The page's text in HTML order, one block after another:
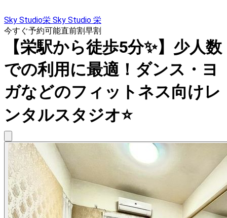
Sky Studio栄 Sky Studio 栄
今すぐ予約可能直前割早割
【栄駅から徒歩5分✨】少人数
での利用に最適！ダンス・ヨ
ガなどのフィットネス向けレ
ンタルスタジオ⭐️